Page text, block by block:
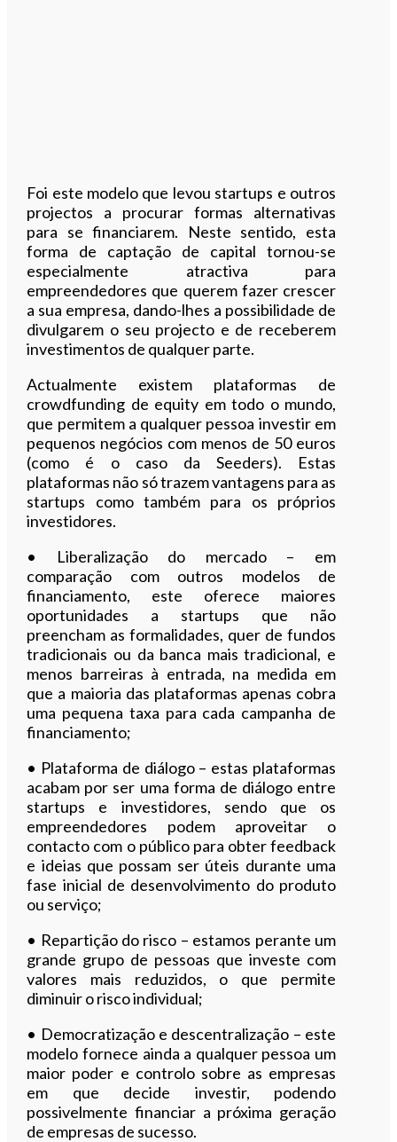
Foi este modelo que levou startups e outros
projectos a procurar formas alternativas
para se financiarem. Neste sentido, esta
forma de captação de capital tornou-se
especialmente atractiva para
empreendedores que querem fazer crescer
a sua empresa, dando-lhes a possibilidade de
divulgarem o seu projecto e de receberem
investimentos de qualquer parte.
Actualmente existem plataformas de
crowdfunding de equity em todo o mundo,
que permitem a qualquer pessoa investir em
pequenos negócios com menos de 50 euros
(como é o caso da Seeders). Estas
plataformas não só trazem vantagens para as
startups como também para os próprios
investidores.
• Liberalização do mercado – em
comparação com outros modelos de
financiamento, este oferece maiores
oportunidades a startups que não
preencham as formalidades, quer de fundos
tradicionais ou da banca mais tradicional, e
menos barreiras à entrada, na medida em
que a maioria das plataformas apenas cobra
uma pequena taxa para cada campanha de
financiamento;
• Plataforma de diálogo – estas plataformas
acabam por ser uma forma de diálogo entre
startups e investidores, sendo que os
empreendedores podem aproveitar o
contacto com o público para obter feedback
e ideias que possam ser úteis durante uma
fase inicial de desenvolvimento do produto
ou serviço;
• Repartição do risco – estamos perante um
grande grupo de pessoas que investe com
valores mais reduzidos, o que permite
diminuir o risco individual;
• Democratização e descentralização – este
modelo fornece ainda a qualquer pessoa um
maior poder e controlo sobre as empresas
em que decide investir, podendo
possivelmente financiar a próxima geração
de empresas de sucesso.